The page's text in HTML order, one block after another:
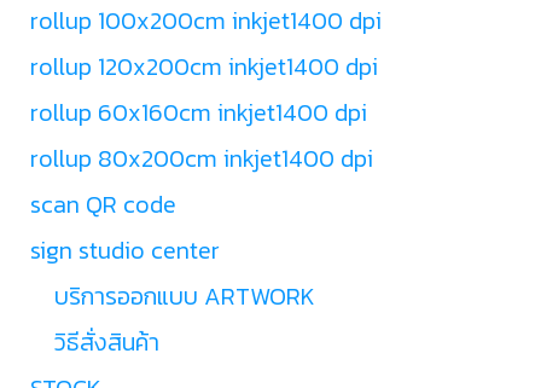
rollup 100x200cm inkjet1400 dpi
rollup 120x200cm inkjet1400 dpi
rollup 60x160cm inkjet1400 dpi
rollup 80x200cm inkjet1400 dpi
scan QR code
sign studio center
บริการออกแบบ ARTWORK
วิธีสั่งสินค้า